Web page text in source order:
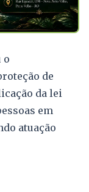
o
de
da lei
em
atuação